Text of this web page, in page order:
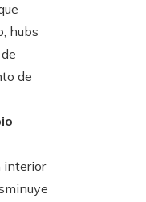
hubs
de
interior